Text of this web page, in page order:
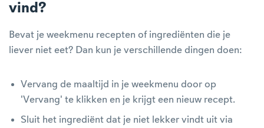
vind?
Bevat je weekmenu recepten of ingrediënten die je
liever niet eet? Dan kun je verschillende dingen doen:
Vervang de maaltijd in je weekmenu door op
'Vervang' te klikken en je krijgt een nieuw recept.
Sluit het ingrediënt dat je niet lekker vindt uit via